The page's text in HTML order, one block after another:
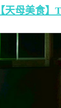
【天母美食